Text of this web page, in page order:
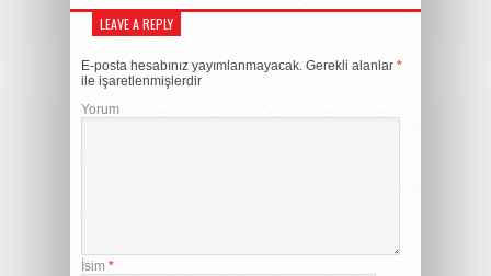
LEAVE A REPLY
E-posta hesabınız yayımlanmayacak. Gerekli alanlar *
ile işaretlenmişlerdir
Yorum
İsim *